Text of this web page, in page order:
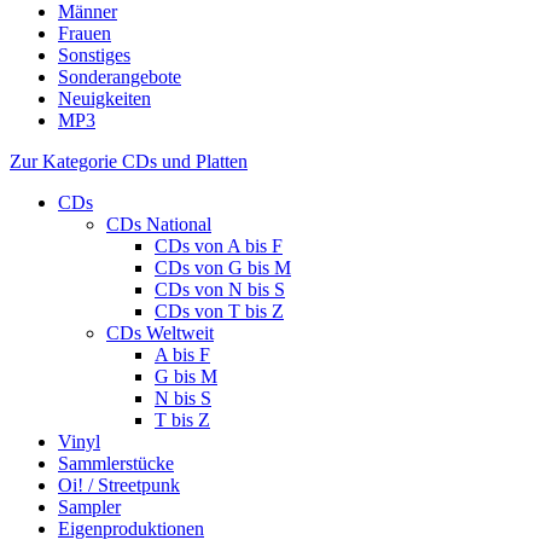
Männer
Frauen
Sonstiges
Sonderangebote
Neuigkeiten
MP3
Zur Kategorie CDs und Platten
CDs
CDs National
CDs von A bis F
CDs von G bis M
CDs von N bis S
CDs von T bis Z
CDs Weltweit
A bis F
G bis M
N bis S
T bis Z
Vinyl
Sammlerstücke
Oi! / Streetpunk
Sampler
Eigenproduktionen